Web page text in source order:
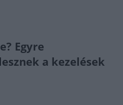
Egyre
a kezelések